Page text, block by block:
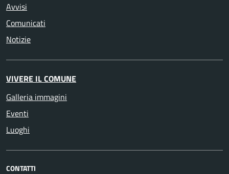
Avvisi
Comunicati
Notizie
VIVERE IL COMUNE
Galleria immagini
Eventi
Luoghi
CONTATTI